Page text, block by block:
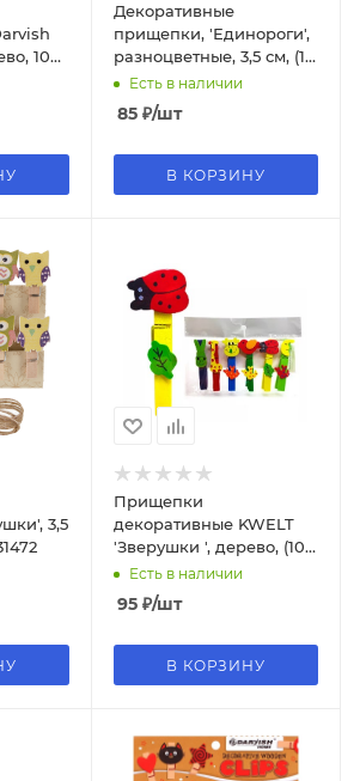
10
Декоративные
прищепки, 'Единороги',
разноцветные, 3,5 см, (10
шт;уп), 6232428
Есть в наличии
85 ₽/шт
В КОРЗИНУ
3,5
Прищепки
декоративные KWELT
'Зверушки ', дерево, (10
шт;уп), K-15642
Есть в наличии
95 ₽/шт
В КОРЗИНУ